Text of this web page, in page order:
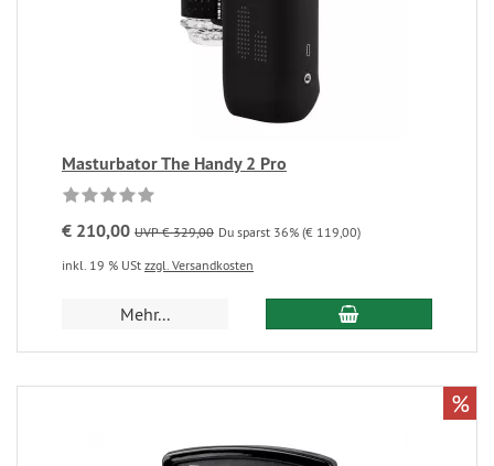
Masturbator The Handy 2 Pro
€ 210,00 UVP € 329,00 Du sparst 36% (€ 119,00)
inkl. 19 % USt zzgl. Versandkosten
Mehr...
%